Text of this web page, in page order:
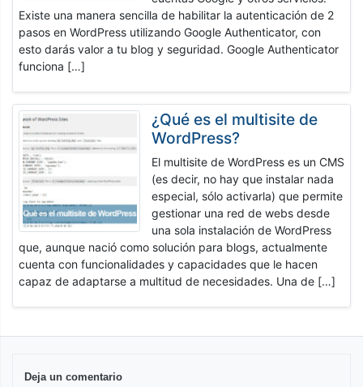
Existe una manera sencilla de habilitar la autenticación de 2
pasos en WordPress utilizando Google Authenticator, con
esto darás valor a tu blog y seguridad. Google Authenticator
funciona […]
¿Qué es el multisite de
WordPress?
El multisite de WordPress es un CMS
(es decir, no hay que instalar nada
especial, sólo activarla) que permite
gestionar una red de webs desde
una sola instalación de WordPress
que, aunque nació como solución para blogs, actualmente
cuenta con funcionalidades y capacidades que le hacen
capaz de adaptarse a multitud de necesidades. Una de […]
Deja un comentario